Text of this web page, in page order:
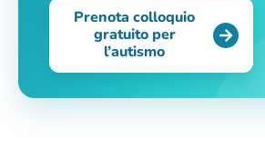
Prenota colloquio
gratuito per
l’autismo